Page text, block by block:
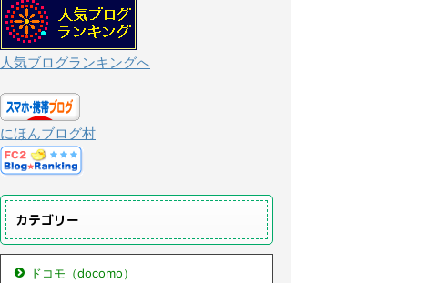
人気ブログランキングへ
にほんブログ村
カテゴリー
ドコモ（docomo）